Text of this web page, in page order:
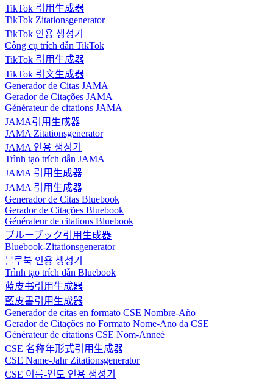
TikTok 引用生成器
TikTok Zitationsgenerator
TikTok 인용 생성기
Công cụ trích dẫn TikTok
TikTok 引用生成器
TikTok 引文生成器
Generador de Citas JAMA
Gerador de Citações JAMA
Générateur de citations JAMA
JAMA引用生成器
JAMA Zitationsgenerator
JAMA 인용 생성기
Trình tạo trích dẫn JAMA
JAMA 引用生成器
JAMA 引用生成器
Generador de Citas Bluebook
Gerador de Citações Bluebook
Générateur de citations Bluebook
ブルーブック引用生成器
Bluebook-Zitationsgenerator
블루북 인용 생성기
Trình tạo trích dẫn Bluebook
蓝皮书引用生成器
藍皮書引用生成器
Generador de citas en formato CSE Nombre-Año
Gerador de Citações no Formato Nome-Ano da CSE
Générateur de citations CSE Nom-Anneé
CSE 名称年形式引用生成器
CSE Name-Jahr Zitationsgenerator
CSE 이름-연도 인용 생성기